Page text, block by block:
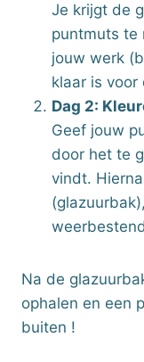
Je krijgt de
puntmuts te
jouw werk
klaar is voor
Dag 2:
Geef jouw
door het te
vindt.
Na de
ophalen en een
buiten !